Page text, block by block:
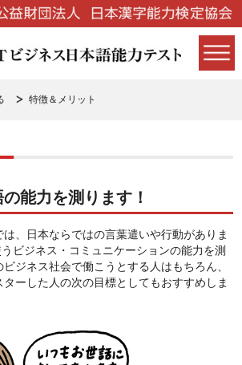
特徴＆メリット
能力を測ります！
、日本ならではの言葉遣いや行動がありま
ビジネス・コミュニケーションの能力を測
ジネス社会で働こうとする人はもちろん、
ーした人の次の目標としてもおすすめしま